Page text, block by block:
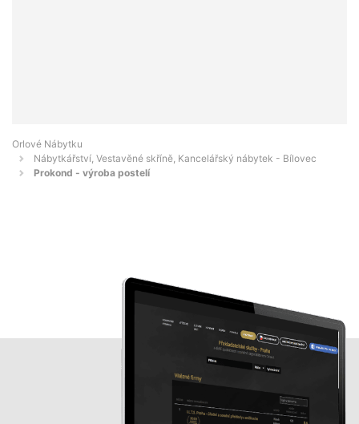
Orlové Nábytku
Nábytkářství, Vestavěné skříně, Kancelářský nábytek - Bílovec
Prokond - výroba postelí